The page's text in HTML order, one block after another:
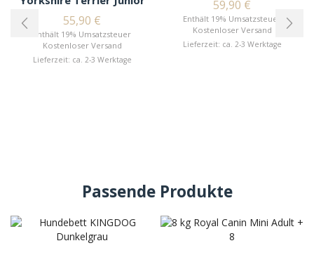
55,90 €
Enthält 19% Umsatzsteuer
Kostenloser Versand
Lieferzeit: ca. 2-3 Werktage
59,90 €
Enthält 19% Umsatzsteuer
Kostenloser Versand
Lieferzeit: ca. 2-3 Werktage
Passende Produkte